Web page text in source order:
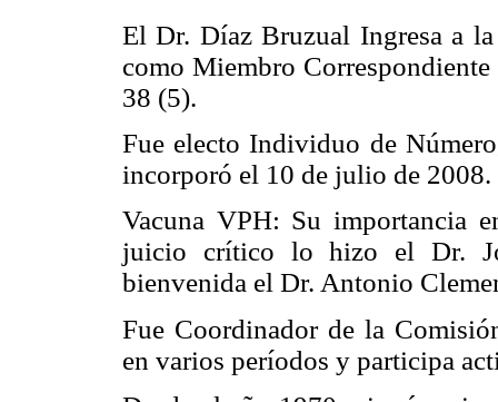
El Dr. Díaz Bruzual Ingresa a
como Miembro
38 (5).
Fue electo Individuo de
incorporó el 10 de julio de
Vacuna VPH: Su importancia
juicio crítico lo hizo el Dr.
bienvenida el Dr. Antonio
Fue Coordinador de la
en varios períodos y participa